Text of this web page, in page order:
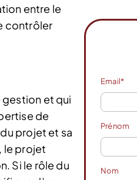
entre le
contrôler
gestion et qui
de
projet et sa
le projet
Si le rôle du
Email*
Prénom
Nom